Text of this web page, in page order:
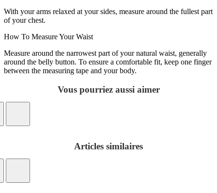
With your arms relaxed at your sides, measure around the fullest part
of your chest.
How To Measure Your Waist
Measure around the narrowest part of your natural waist, generally
around the belly button. To ensure a comfortable fit, keep one finger
between the measuring tape and your body.
Vous pourriez aussi aimer
Articles similaires